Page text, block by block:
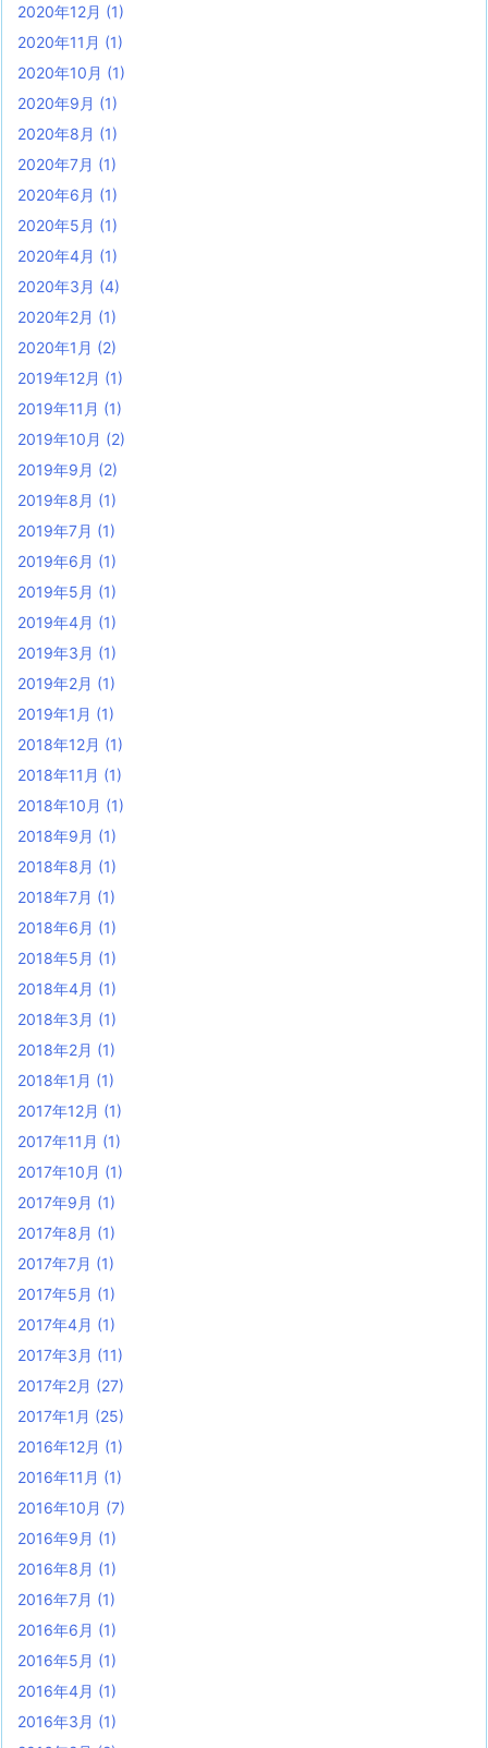
2020年12月 (1)
2020年11月 (1)
2020年10月 (1)
2020年9月 (1)
2020年8月 (1)
2020年7月 (1)
2020年6月 (1)
2020年5月 (1)
2020年4月 (1)
2020年3月 (4)
2020年2月 (1)
2020年1月 (2)
2019年12月 (1)
2019年11月 (1)
2019年10月 (2)
2019年9月 (2)
2019年8月 (1)
2019年7月 (1)
2019年6月 (1)
2019年5月 (1)
2019年4月 (1)
2019年3月 (1)
2019年2月 (1)
2019年1月 (1)
2018年12月 (1)
2018年11月 (1)
2018年10月 (1)
2018年9月 (1)
2018年8月 (1)
2018年7月 (1)
2018年6月 (1)
2018年5月 (1)
2018年4月 (1)
2018年3月 (1)
2018年2月 (1)
2018年1月 (1)
2017年12月 (1)
2017年11月 (1)
2017年10月 (1)
2017年9月 (1)
2017年8月 (1)
2017年7月 (1)
2017年5月 (1)
2017年4月 (1)
2017年3月 (11)
2017年2月 (27)
2017年1月 (25)
2016年12月 (1)
2016年11月 (1)
2016年10月 (7)
2016年9月 (1)
2016年8月 (1)
2016年7月 (1)
2016年6月 (1)
2016年5月 (1)
2016年4月 (1)
2016年3月 (1)